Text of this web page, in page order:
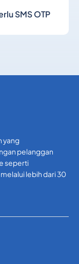
SMS OTP
yang
pelanggan
seperti
lebih dari 30